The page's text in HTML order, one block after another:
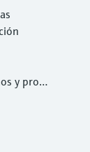
y prote